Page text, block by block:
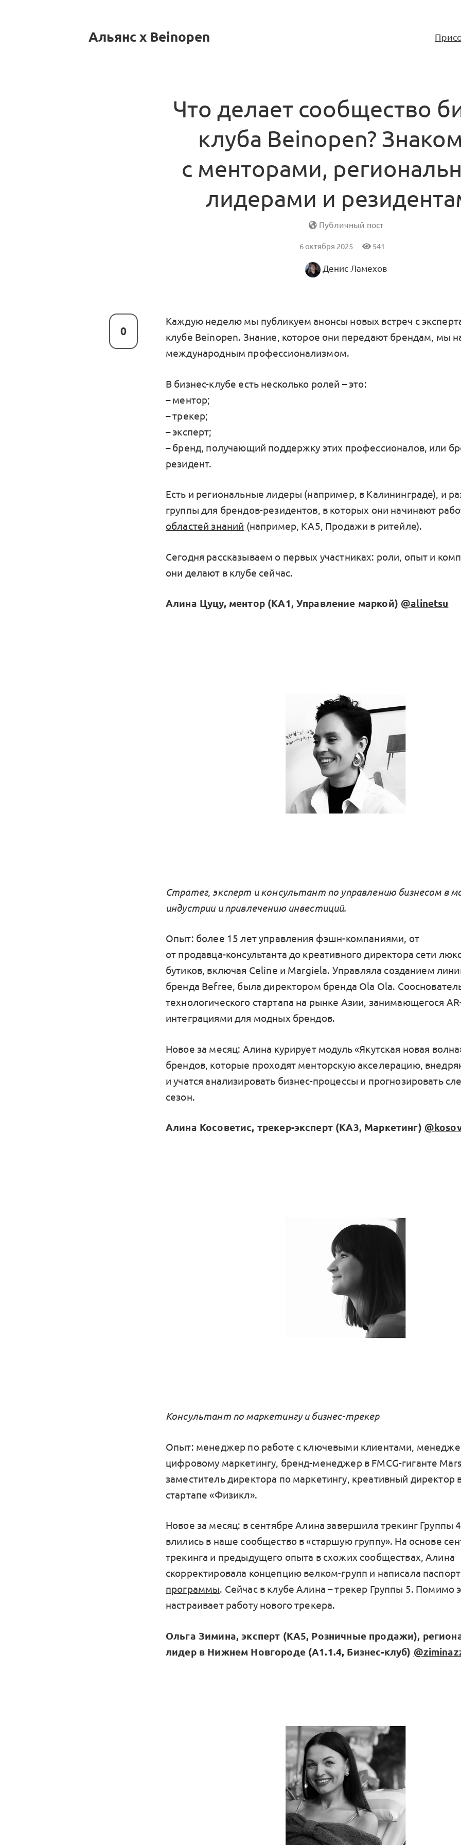
Альянс x Beinopen
Что делает сообщество
клуба Beinopen?
с менторами,
лидерами и
Публичный пост
6 октября 2025 541
Денис Ламехов
0
Каждую неделю мы публикуем анонсы новых встреч с
клубе Beinopen. Знание, которое они передают брендам, мы
международным профессионализмом.
В бизнес-клубе есть несколько ролей – это:
– ментор;
– трекер;
– эксперт;
– бренд, получающий поддержку этих профессионалов, или
резидент.
Есть и региональные лидеры (например, в Калининграде), и
группы для брендов-резидентов, в которых они начинают
областей знаний (например, КА5, Продажи в ритейле).
Сегодня рассказываем о первых участниках: роли, опыт и
они делают в клубе сейчас.
Алина Цуцу, ментор (КА1, Управление маркой) @alinetsu
Стратег, эксперт и консультант по управлению бизнесом в
индустрии и привлечению инвестиций.
Опыт: более 15 лет управления фэшн-компаниями, от
от продавца-консультанта до креативного директора сети
бутиков, включая Celine и Margiela. Управляла созданием
бренда Befree, была директором бренда Ola Ola. Сооснователь
технологического стартапа на рынке Азии, занимающегося
интеграциями для модных брендов.
Новое за месяц: Алина курирует модуль «Якутская новая
брендов, которые проходят менторскую акселерацию,
и учатся анализировать бизнес-процессы и прогнозировать
сезон.
Алина Косоветис, трекер-эксперт (КА3, Маркетинг)
Консультант по маркетингу и бизнес-трекер
Опыт: менеджер по работе с ключевыми клиентами,
цифровому маркетингу, бренд-менеджер в FMCG-гиганте
заместитель директора по маркетингу, креативный директор
стартапе «Физикл».
Новое за месяц: в сентябре Алина завершила трекинг Группы
влились в наше сообщество в «старшую группу». На основе
трекинга и предыдущего опыта в схожих сообществах, Алина
скорректировала концепцию велком-групп и написала паспорт
программы. Сейчас в клубе Алина – трекер Группы 5. Помимо
настраивает работу нового трекера.
Ольга Зимина, эксперт (КА5, Розничные продажи),
лидер в Нижнем Новгороде (А1.1.4, Бизнес-клуб)